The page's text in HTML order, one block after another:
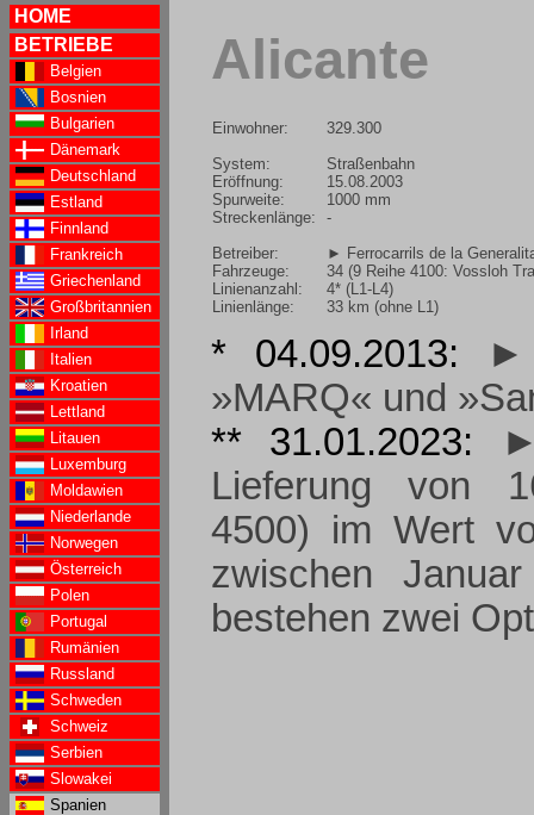
HOME
BETRIEBE
Belgien
Bosnien
Bulgarien
Dänemark
Deutschland
Estland
Finnland
Frankreich
Griechenland
Großbritannien
Irland
Italien
Kroatien
Lettland
Litauen
Luxemburg
Moldawien
Niederlande
Norwegen
Österreich
Polen
Portugal
Rumänien
Russland
Schweden
Schweiz
Serbien
Slowakei
Spanien
Alicante
Einwohner:
System:
Eröffnung:
Spurweite:
Streckenlänge:
Betreiber:
Fahrzeuge:
Linienanzahl:
Linienlänge:
329.300
Straßenbahn
15.08.2003
1000 mm
-
► Ferrocarrils de la
34 (9 Reihe 4100: Vossloh
4* (L1-L4)
33 km (ohne L1)
* 04.09.2013:
►
»MARQ« und
** 31.01.2023:
Lieferung von
4500) im Wert
zwischen
bestehen zwei